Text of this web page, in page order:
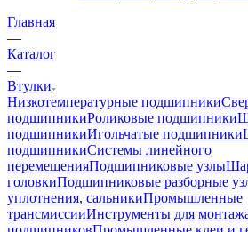
Главная
—
Каталог
—
Втулки
Низкотемпературные подшипники
подшипникиРоликовые подшипники
подшипникиИгольчатые подшипники
подшипникиСистемы линейного
перемещенияПодшипниковые узлы
головкиПодшипниковые разборные
уплотнения, сальникиПромышленные
трансмиссииИнструменты для